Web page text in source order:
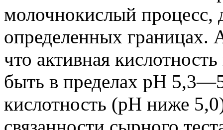
молочнокислый процесс,
определенных границах.
что активная
быть в пределах pH
кислотность (pH ниже